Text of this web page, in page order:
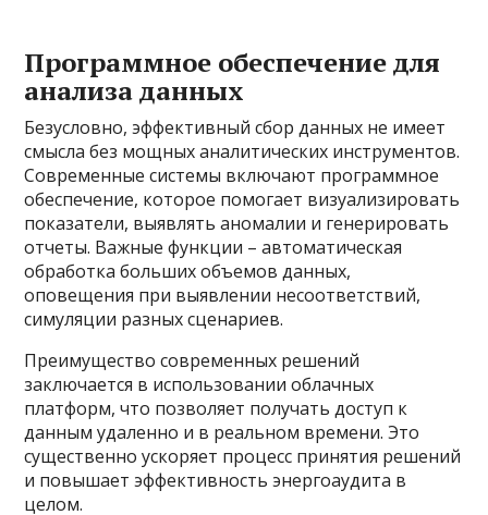
Программное обеспечение для
анализа данных
Безусловно, эффективный сбор данных не имеет
смысла без мощных аналитических инструментов.
Современные системы включают программное
обеспечение, которое помогает визуализировать
показатели, выявлять аномалии и генерировать
отчеты. Важные функции – автоматическая
обработка больших объемов данных,
оповещения при выявлении несоответствий,
симуляции разных сценариев.
Преимущество современных решений
заключается в использовании облачных
платформ, что позволяет получать доступ к
данным удаленно и в реальном времени. Это
существенно ускоряет процесс принятия решений
и повышает эффективность энергоаудита в
целом.